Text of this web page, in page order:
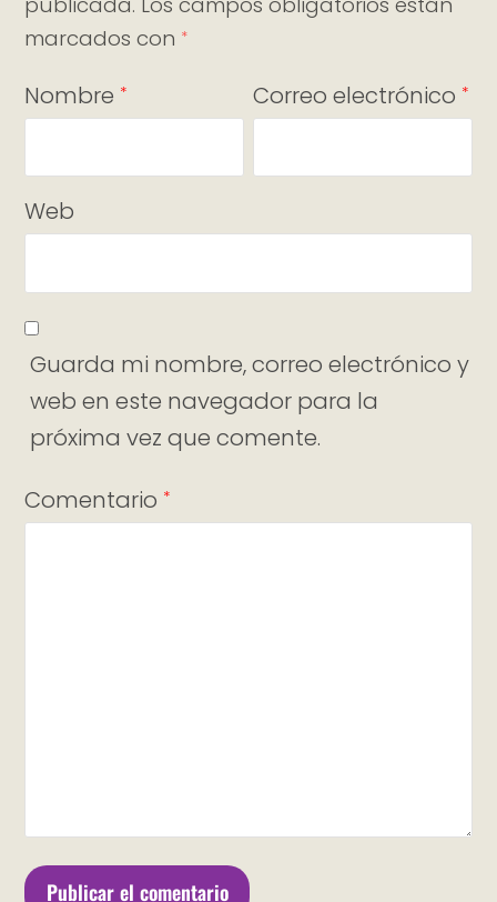
marcados con *
Nombre * Correo electrónico *
Web
Guarda mi nombre, correo electrónico y
web en este navegador para la
próxima vez que comente.
Comentario *